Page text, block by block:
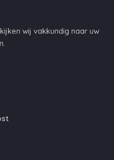
wij vakkundig naar uw